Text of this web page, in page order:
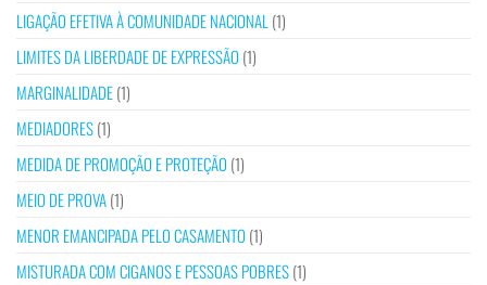
LIGAÇÃO EFETIVA À COMUNIDADE NACIONAL (1)
LIMITES DA LIBERDADE DE EXPRESSÃO (1)
MARGINALIDADE(1)
MEDIADORES(1)
MEDIDA DE PROMOÇÃO E PROTEÇÃO (1)
MEIO DE PROVA(1)
MENOR EMANCIPADA PELO CASAMENTO (1)
MISTURADA COM CIGANOS E PESSOAS POBRES(1)